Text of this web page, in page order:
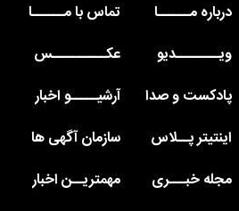
درباره مــــــا
تماس با مــــــا
ویــــــــدیو
عکــــــــــس
پادکست و صدا
آرشیـــــو اخبار
اینتیتر پــلاس
سازمان آگهی ها
مجله خبـــری
مهمتریــن اخبار